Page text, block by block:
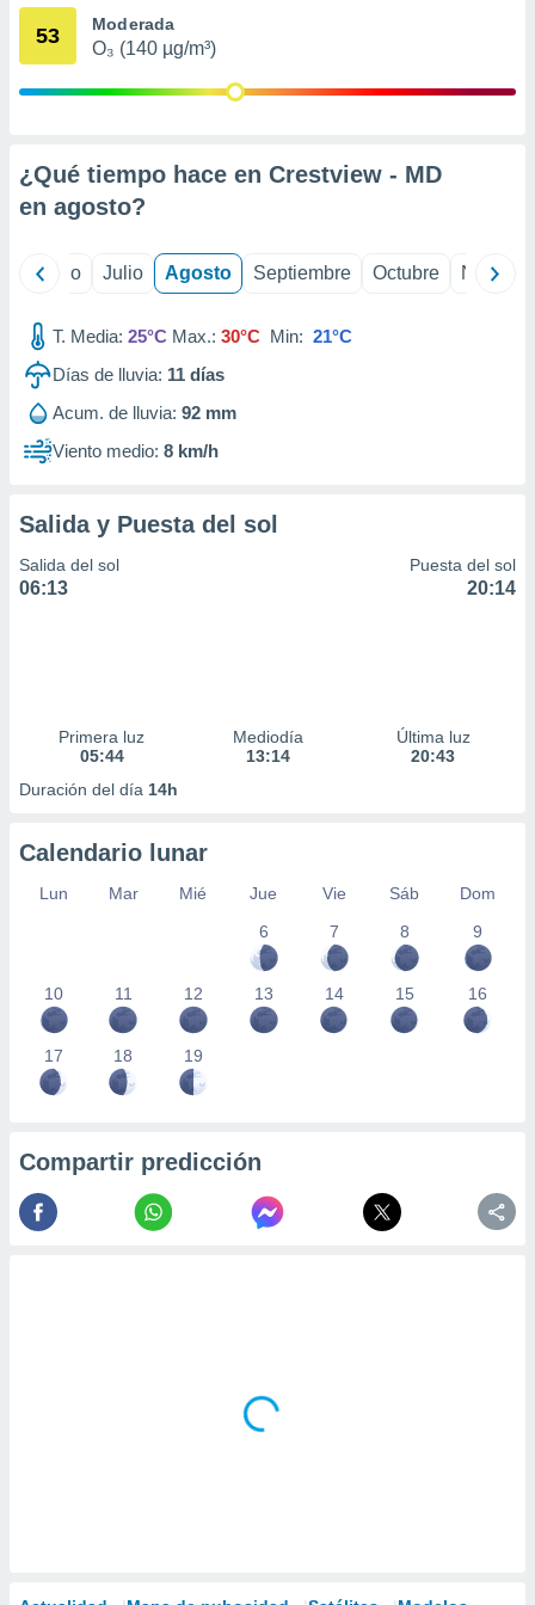
e
publicidad
1199
53 Moderada
O₃ (140 µg/m³)
¿Qué tiempo hace en Crestview - MD
en agosto?
Junio Julio Agosto Septiembre Octubre
T. Media: 25°C Max.: 30°C Min: 21°C
Días de lluvia: 11 días
Acum. de lluvia: 92 mm
Viento medio: 8 km/h
Salida y Puesta del sol
Salida del sol
06:13
Puesta del sol
20:14
Primera luz
05:44
Mediodía
13:14
Última luz
20:43
Duración del día 14h
Calendario lunar
Lun Mar Mié Jue Vie Sáb
Dom
6
7 8 9
10 11 12 13 14 15 16
17 18 19
Compartir predicción